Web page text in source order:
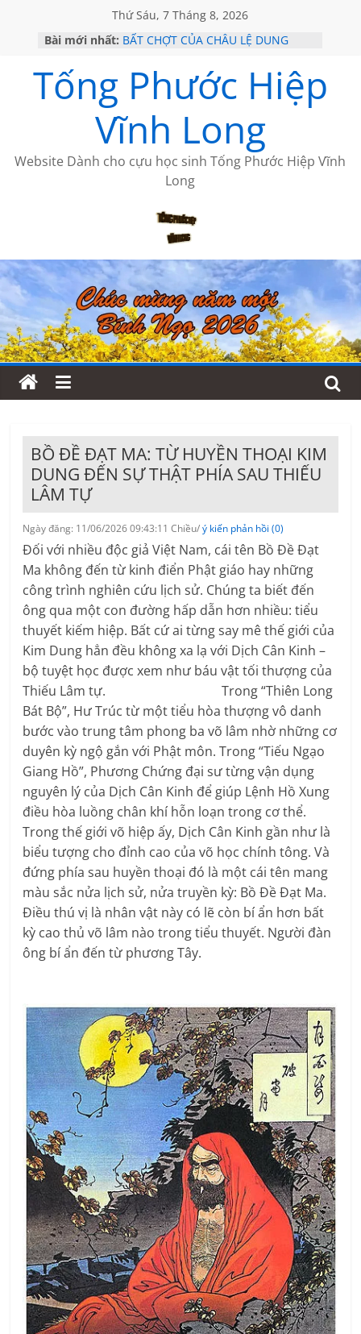
Thứ Sáu, 7 Tháng 8, 2026
Bài mới nhất: BẤT CHỢT CỦA CHÂU LỆ DUNG
GIÃ TỪ ĐÀ LẠT của ANTH ĐOÀN
HỌC SỬ HỒI XƯA
MỘT ĐỜI ĐI QUA NHỮNG TRANG
SÁCH
Tống Phước Hiệp
Vĩnh Long
Website Dành cho cựu học sinh Tống Phước Hiệp Vĩnh
Long
BỒ ĐỀ ĐẠT MA: TỪ HUYỀN THOẠI KIM
DUNG ĐẾN SỰ THẬT PHÍA SAU THIẾU
LÂM TỰ
Ngày đăng: 11/06/2026 09:43:11 Chiều/ý kiến phản hồi (0)
Đối với nhiều độc giả Việt Nam, cái tên Bồ Đề Đạt
Ma không đến từ kinh điển Phật giáo hay những
công trình nghiên cứu lịch sử. Chúng ta biết đến
ông qua một con đường hấp dẫn hơn nhiều: tiểu
thuyết kiếm hiệp. Bất cứ ai từng say mê thế giới của
Kim Dung hẳn đều không xa lạ với Dịch Cân Kinh –
bộ tuyệt học được xem như báu vật tối thượng của
Thiếu Lâm tự. Trong “Thiên Long
Bát Bộ”, Hư Trúc từ một tiểu hòa thượng vô danh
bước vào trung tâm phong ba võ lâm nhờ những cơ
duyên kỳ ngộ gắn với Phật môn. Trong “Tiếu Ngạo
Giang Hồ”, Phương Chứng đại sư từng vận dụng
nguyên lý của Dịch Cân Kinh để giúp Lệnh Hồ Xung
điều hòa luồng chân khí hỗn loạn trong cơ thể.
Trong thế giới võ hiệp ấy, Dịch Cân Kinh gần như là
biểu tượng cho đỉnh cao của võ học chính tông. Và
đứng phía sau huyền thoại đó là một cái tên mang
màu sắc nửa lịch sử, nửa truyền kỳ: Bồ Đề Đạt Ma.
Điều thú vị là nhân vật này có lẽ còn bí ẩn hơn bất
kỳ cao thủ võ lâm nào trong tiểu thuyết. Người đàn
ông bí ẩn đến từ phương Tây.